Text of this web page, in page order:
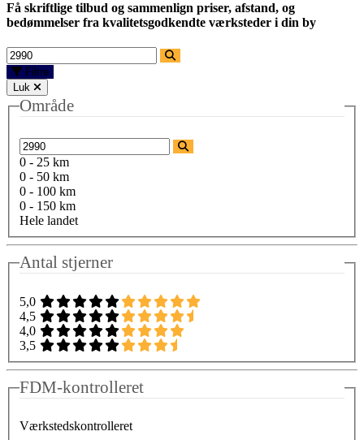
Få skriftlige tilbud og sammenlign priser, afstand, og
bedømmelser fra kvalitetsgodkendte værksteder i din by
Filtre
Luk
Område
0 - 25 km
0 - 50 km
0 - 100 km
0 - 150 km
Hele landet
Antal stjerner
5,0
4,5
4,0
3,5
FDM-kontrolleret
Værkstedskontrolleret